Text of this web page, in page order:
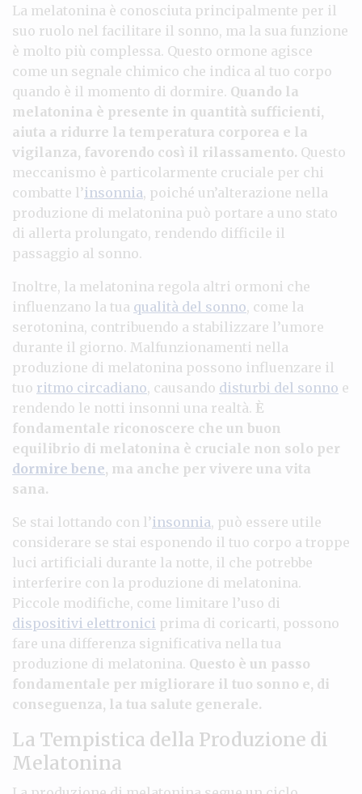
La melatonina è conosciuta principalmente per il
suo ruolo nel facilitare il sonno, ma la sua funzione
è molto più complessa. Questo ormone agisce
come un segnale chimico che indica al tuo corpo
quando è il momento di dormire. Quando la
melatonina è presente in quantità sufficienti,
aiuta a ridurre la temperatura corporea e la
vigilanza, favorendo così il rilassamento. Questo
meccanismo è particolarmente cruciale per chi
combatte l’insonnia, poiché un’alterazione nella
produzione di melatonina può portare a uno stato
di allerta prolungato, rendendo difficile il
passaggio al sonno.
Inoltre, la melatonina regola altri ormoni che
influenzano la tua qualità del sonno, come la
serotonina, contribuendo a stabilizzare l’umore
durante il giorno. Malfunzionamenti nella
produzione di melatonina possono influenzare il
tuo ritmo circadiano, causando disturbi del sonno e
rendendo le notti insonni una realtà. È
fondamentale riconoscere che un buon
equilibrio di melatonina è cruciale non solo per
dormire bene, ma anche per vivere una vita
sana.
Se stai lottando con l’insonnia, può essere utile
considerare se stai esponendo il tuo corpo a troppe
luci artificiali durante la notte, il che potrebbe
interferire con la produzione di melatonina.
Piccole modifiche, come limitare l’uso di
dispositivi elettronici prima di coricarti, possono
fare una differenza significativa nella tua
produzione di melatonina. Questo è un passo
fondamentale per migliorare il tuo sonno e, di
conseguenza, la tua salute generale.
La Tempistica della Produzione di
Melatonina